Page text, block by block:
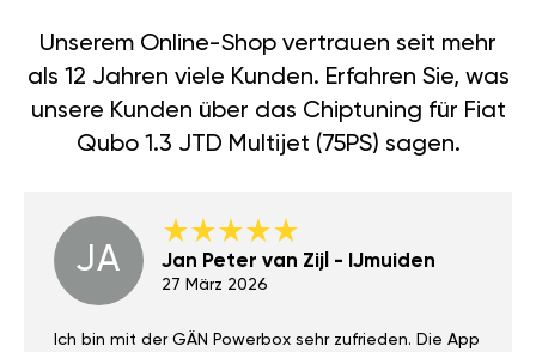
Unserem Online-Shop vertrauen seit mehr
als 12 Jahren viele Kunden. Erfahren Sie, was
unsere Kunden über das Chiptuning für Fiat
Qubo 1.3 JTD Multijet (75PS) sagen.
JA Jan Peter van Zijl - IJmuiden
27 März 2026
Ich bin mit der GÄN Powerbox sehr zufrieden. Die App